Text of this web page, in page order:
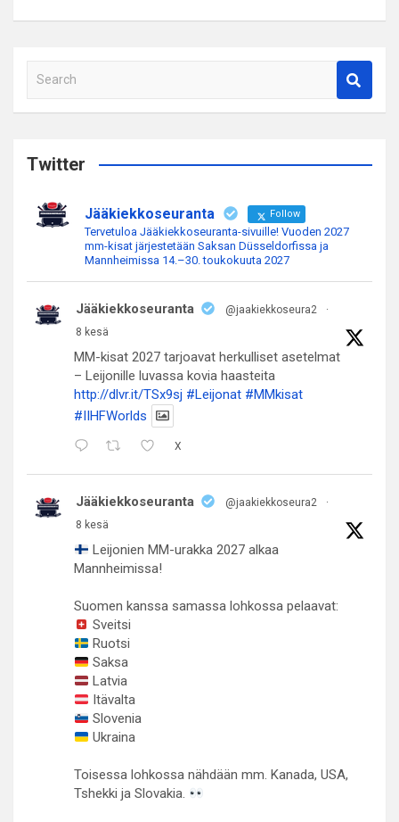
a
c
Twitter
Jääkiekkoseuranta Follow
Tervetuloa Jääkiekkoseuranta-sivuille! Vuoden 2027
mm-kisat järjestetään Saksan Düsseldorfissa ja
Mannheimissa 14.–30. toukokuuta 2027
Jääkiekkoseuranta @jaakiekkoseura2
·
8 kesä
MM-kisat 2027 tarjoavat herkulliset asetelmat
– Leijonille luvassa kovia haasteita
http://dlvr.it/TSx9sj #Leijonat #MMkisat
#IIHFWorlds
X
Jääkiekkoseuranta @jaakiekkoseura2
·
8 kesä
Leijonien MM-urakka 2027 alkaa
Mannheimissa!
Suomen kanssa samassa lohkossa pelaavat:
Sveitsi
Ruotsi
Saksa
Latvia
Itävalta
Slovenia
Ukraina
Toisessa lohkossa nähdään mm. Kanada, USA,
Tshekki ja Slovakia.